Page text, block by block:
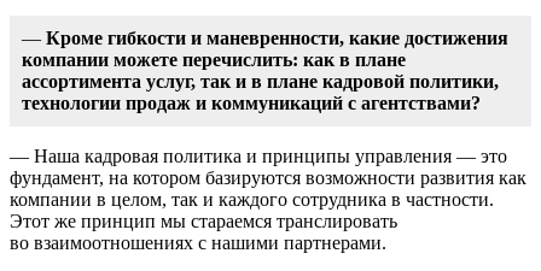
— Кроме гибкости и маневренности, какие достижения
компании можете перечислить: как в плане
ассортимента услуг, так и в плане кадровой политики,
технологии продаж и коммуникаций с агентствами?
— Наша кадровая политика и принципы управления — это
фундамент, на котором базируются возможности развития как
компании в целом, так и каждого сотрудника в частности.
Этот же принцип мы стараемся транслировать
во взаимоотношениях с нашими партнерами.